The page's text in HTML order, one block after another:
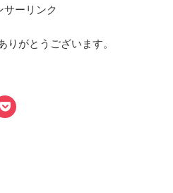
サーリンク
りがとうございます。